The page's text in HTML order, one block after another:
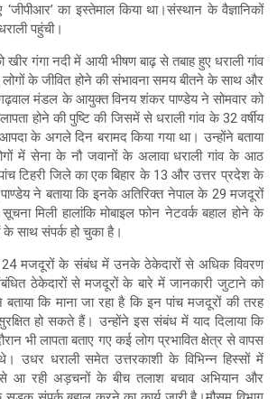
का इस्तेमाल किया था।संस्थान के वैज्ञानिकों
पहुंची।
खीर गंगा नदी में आयी भीषण बाढ़ से तबाह हुए धराली गांव
के जीवित होने की संभावना समय बीतने के साथ और
मंडल के आयुक्त विनय शंकर पाण्डेय ने सोमवार को
होने की पुष्टि की जिसमें से धराली गांव के 32 वर्षीय
के अगले दिन बरामद किया गया था। उन्होंने बताया
में सेना के नौ जवानों के अलावा धराली गांव के आठ
टिहरी जिले का एक बिहार के 13 और उत्तर प्रदेश के
ने बताया कि इनके अतिरिक्त नेपाल के 29 मजदूरों
मिली हालांकि मोबाइल फोन नेटवर्क बहाल होने के
के साथ संपर्क हो चुका है।
24 मजदूरों के संबंध में उनके ठेकेदारों से अधिक विवरण
ठेकेदारों से मजदूरों के बारे में जानकारी जुटाने को
कि माना जा रहा है कि इन पांच मजदूरों की तरह
हो सकते हैं। उन्होंने इस संबंध में याद दिलाया कि
भी लापता बताए गए कई लोग प्रभावित क्षेत्र से वापस
उधर धराली समेत उत्तरकाशी के विभिन्न हिस्सों में
से आ रही अड़चनों के बीच तलाश बचाव अभियान और